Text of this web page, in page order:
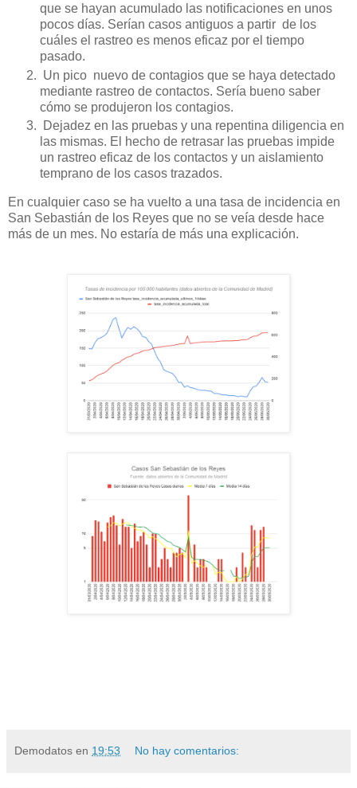
que se hayan acumulado las notificaciones en unos
pocos días. Serían casos antiguos a partir de los
cuáles el rastreo es menos eficaz por el tiempo
pasado.
Un pico nuevo de contagios que se haya detectado
mediante rastreo de contactos. Sería bueno saber
cómo se produjeron los contagios.
Dejadez en las pruebas y una repentina diligencia en
las mismas. El hecho de retrasar las pruebas impide
un rastreo eficaz de los contactos y un aislamiento
temprano de los casos trazados.
En cualquier caso se ha vuelto a una tasa de incidencia en
San Sebastián de los Reyes que no se veía desde hace
más de un mes. No estaría de más una explicación.
Demodatos en 19:53 No hay comentarios: